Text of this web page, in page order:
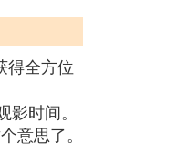
得全方位
时间。
意思了。